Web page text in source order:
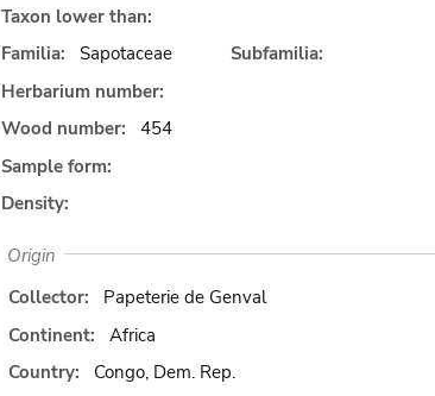
Taxon lower than:
Familia:
Sapotaceae
Subfamilia:
Herbarium number:
Wood number:
454
Sample form:
Density:
Origin
Collector:
Papeterie de Genval
Continent:
Africa
Country:
Congo, Dem. Rep.